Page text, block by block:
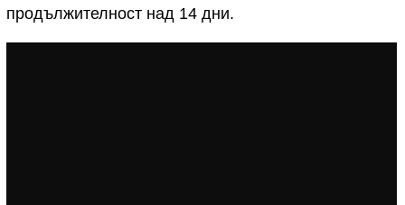
продължителност над 14 дни.